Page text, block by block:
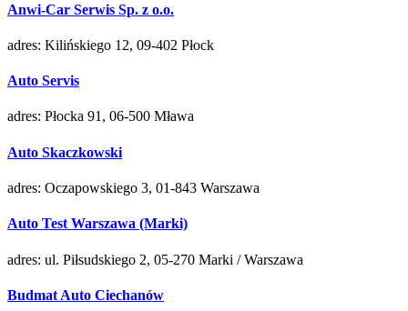
Anwi-Car Serwis Sp. z o.o.
adres: Kilińskiego 12, 09-402 Płock
Auto Servis
adres: Płocka 91, 06-500 Mława
Auto Skaczkowski
adres: Oczapowskiego 3, 01-843 Warszawa
Auto Test Warszawa (Marki)
adres: ul. Piłsudskiego 2, 05-270 Marki / Warszawa
Budmat Auto Ciechanów